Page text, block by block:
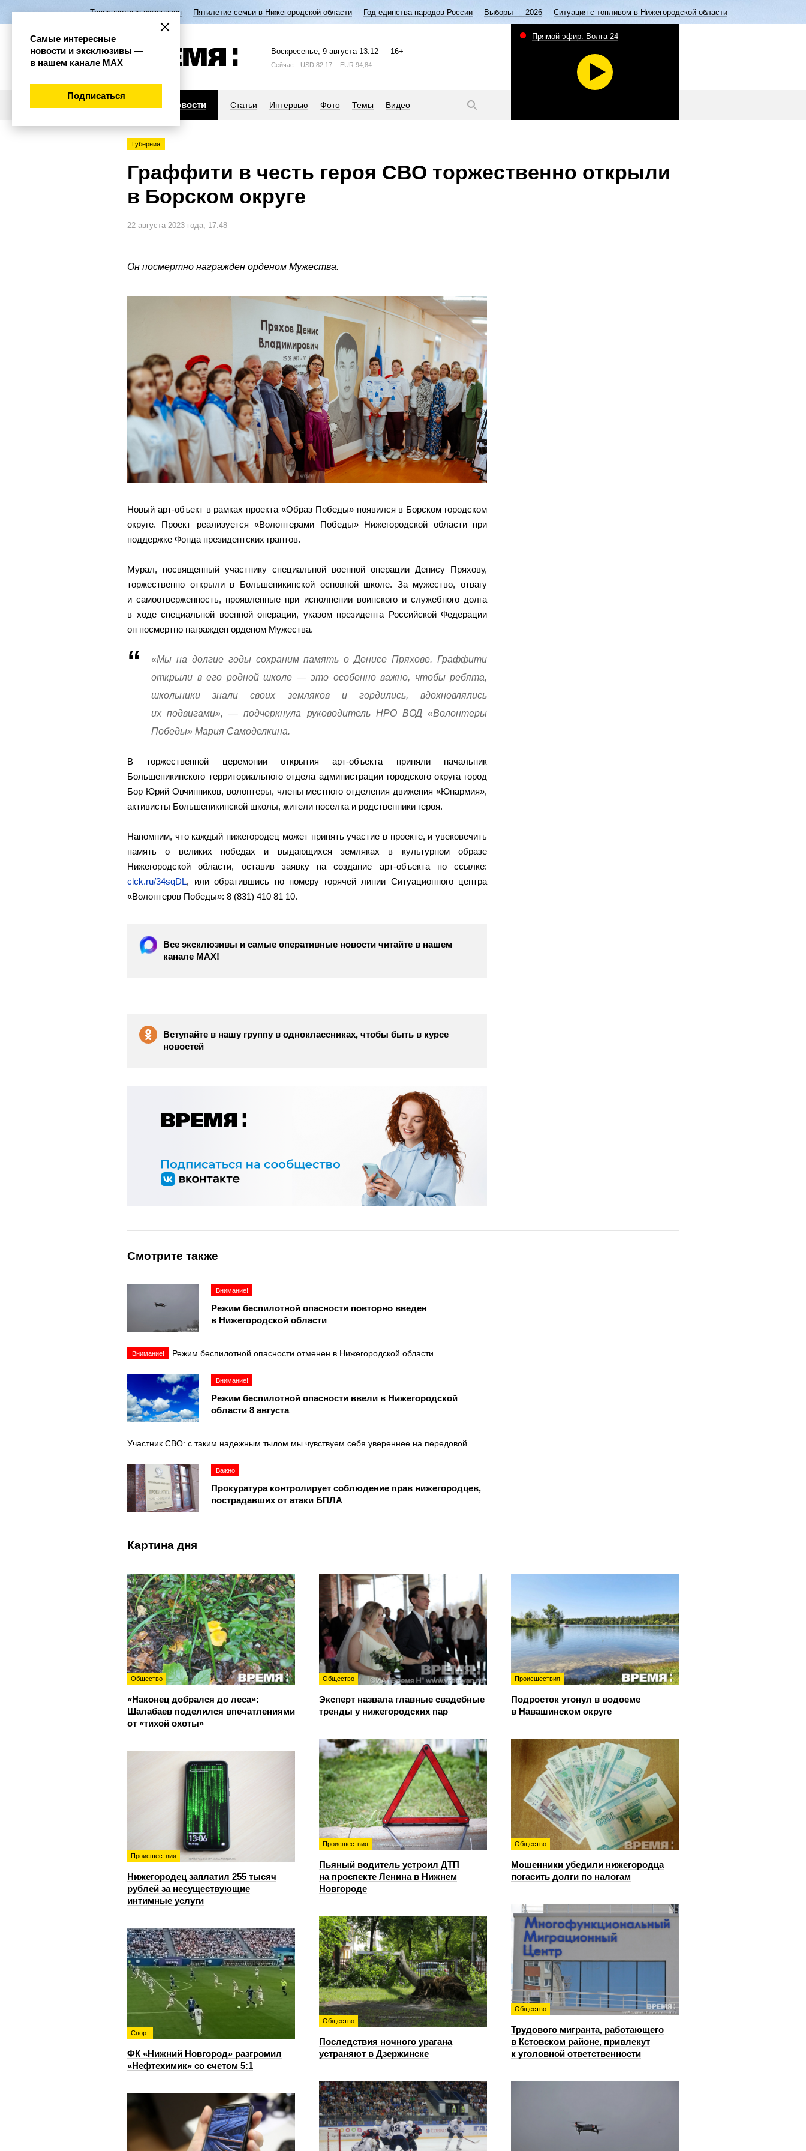
Транспортные изменения Пятилетие семьи в Нижегородской области Год единства народов России Выборы — 2026 Ситуация с топливом в Нижегородской области
Воскресенье, 9 августа 13:12 16+
Сейчас USD 82,17 EUR 94,84
Новости Статьи Интервью Фото Темы Видео
Прямой эфир. Волга 24
Губерния
Граффити в честь героя СВО торжественно открыли
в Борском округе
22 августа 2023 года, 17:48
Он посмертно награжден орденом Мужества.
Новый арт-объект в рамках проекта «Образ Победы» появился в Борском городском
округе. Проект реализуется «Волонтерами Победы» Нижегородской области при
поддержке Фонда президентских грантов.
Мурал, посвященный участнику специальной военной операции Денису Пряхову,
торжественно открыли в Большепикинской основной школе. За мужество, отвагу
и самоотверженность, проявленные при исполнении воинского и служебного долга
в ходе специальной военной операции, указом президента Российской Федерации
он посмертно награжден орденом Мужества.
«Мы на долгие годы сохраним память о Денисе Пряхове. Граффити
открыли в его родной школе — это особенно важно, чтобы ребята,
школьники знали своих земляков и гордились, вдохновлялись
их подвигами», — подчеркнула руководитель НРО ВОД «Волонтеры
Победы» Мария Самоделкина.
В торжественной церемонии открытия арт-объекта приняли начальник
Большепикинского территориального отдела администрации городского округа город
Бор Юрий Овчинников, волонтеры, члены местного отделения движения «Юнармия»,
активисты Большепикинской школы, жители поселка и родственники героя.
Напомним, что каждый нижегородец может принять участие в проекте, и увековечить
память о великих победах и выдающихся земляках в культурном образе
Нижегородской области, оставив заявку на создание арт-объекта по ссылке:
clck.ru/34sqDL, или обратившись по номеру горячей линии Ситуационного центра
«Волонтеров Победы»: 8 (831) 410 81 10.
Все эксклюзивы и самые оперативные новости читайте в нашем
канале МАХ!
Вступайте в нашу группу в одноклассниках, чтобы быть в курсе
новостей
Смотрите также
Внимание!
Режим беспилотной опасности повторно введен
в Нижегородской области
Внимание! Режим беспилотной опасности отменен в Нижегородской области
Внимание!
Режим беспилотной опасности ввели в Нижегородской
области 8 августа
Участник СВО: с таким надежным тылом мы чувствуем себя увереннее на передовой
Важно
Прокуратура контролирует соблюдение прав нижегородцев,
пострадавших от атаки БПЛА
Картина дня
Общество
«Наконец добрался до леса»:
Шалабаев поделился впечатлениями
от «тихой охоты»
Общество
Эксперт назвала главные свадебные
тренды у нижегородских пар
Происшествия
Подросток утонул в водоеме
в Навашинском округе
Происшествия
Пьяный водитель устроил ДТП
на проспекте Ленина в Нижнем
Новгороде
Общество
Мошенники убедили нижегородца
погасить долги по налогам
Происшествия
Нижегородец заплатил 255 тысяч
рублей за несуществующие
интимные услуги
Общество
Трудового мигранта, работающего
в Кстовском районе, привлекут
к уголовной ответственности
Общество
Последствия ночного урагана
устраняют в Дзержинске
Спорт
ФК «Нижний Новгород» разгромил
«Нефтехимик» со счетом 5:1
Самые интересные
новости и эксклюзивы —
в нашем канале МАХ
Подписаться